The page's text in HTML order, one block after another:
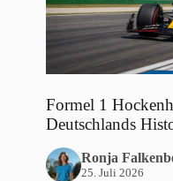
Formel 1
Deutschlands
Ronja
25. Juli 2026